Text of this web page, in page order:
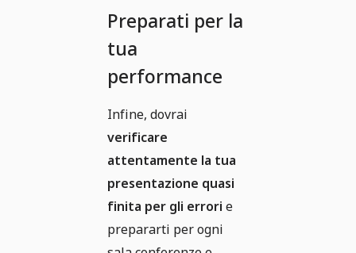
Preparati per la
tua
performance
Infine, dovrai
verificare
attentamente la tua
presentazione quasi
finita per gli errori e
prepararti per ogni